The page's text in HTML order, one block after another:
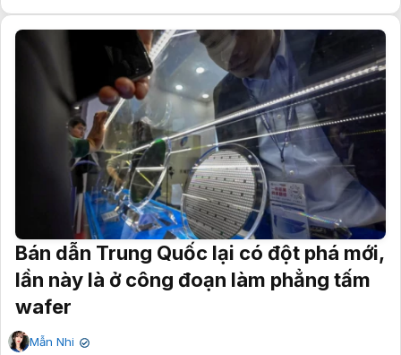
Bán dẫn Trung Quốc lại có đột phá mới,
lần này là ở công đoạn làm phẳng tấm
wafer
Mẫn Nhi ✔